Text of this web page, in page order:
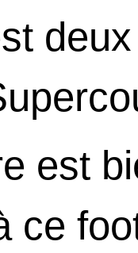
est
ce